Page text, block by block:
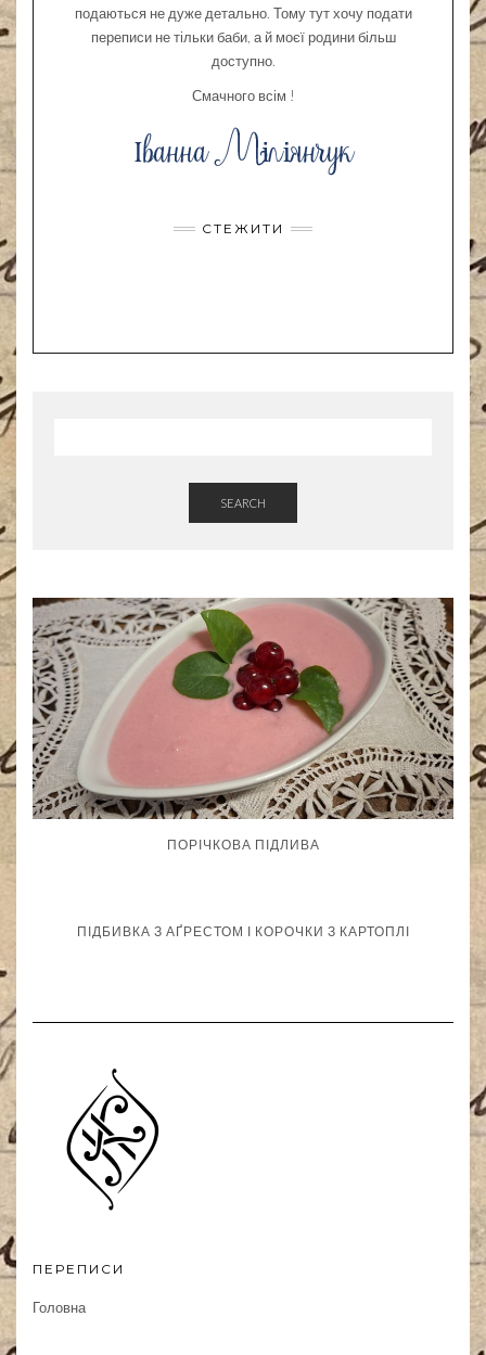
подаються не дуже детально. Тому тут хочу подати
переписи не тільки баби, а й моєї родини більш
доступно.
Смачного всім !
СТЕЖИТИ
SEARCH
ПОРІЧКОВА ПІДЛИВА
ПІДБИВКА З АҐРЕСТОМ І КОРОЧКИ З КАРТОПЛІ
ПЕРЕПИСИ
Головна